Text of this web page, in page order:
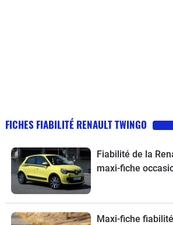
FICHES FIABILITÉ RENAULT TWINGO
Fiabilité de la
maxi-fiche
Maxi-fiche